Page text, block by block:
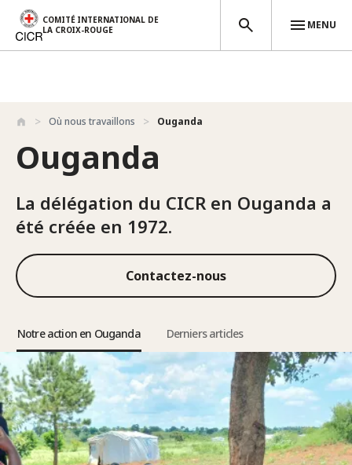
Aller au contenu principal
COMITÉ INTERNATIONAL DE
LA CROIX-ROUGE
MENU
Où nous travaillons Ouganda
Ouganda
La délégation du CICR en Ouganda a
été créée en 1972.
Contactez-nous
Notre action en Ouganda Derniers articles